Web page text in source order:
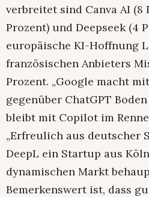
verbreitet sind Canva AI (8
Prozent) und Deepseek (4
europäische KI-Hoffnung
französischen Anbieters
Prozent. „Google macht
gegenüber ChatGPT
bleibt mit Copilot im
„Erfreulich aus deutscher
DeepL ein Startup aus
dynamischen Markt
Bemerkenswert ist, dass